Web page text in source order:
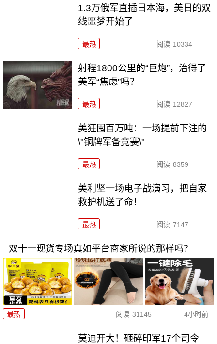
1.3万俄军直插日本海，美日的双
线噩梦开始了
最热 阅读 10334
射程1800公里的“巨炮”，治得了
美军“焦虑”吗？
最热 阅读 12827
美狂囤百万吨：一场提前下注的
\"铜牌军备竞赛\"
最热 阅读 8359
美利坚一场电子战演习，把自家
救护机送了命！
最热 阅读 7147
双十一现货专场真如平台商家所说的那样吗？
最热 阅读 31145 4小时前
莫迪开大！砸碎印军17个司令